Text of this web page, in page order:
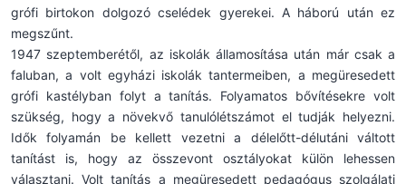
grófi birtokon dolgozó cselédek gyerekei. A háború után ez
megszűnt.
1947 szeptemberétől, az iskolák államosítása után már csak a
faluban, a volt egyházi iskolák tantermeiben, a megüresedett
grófi kastélyban folyt a tanítás. Folyamatos bővítésekre volt
szükség, hogy a növekvő tanulólétszámot el tudják helyezni.
Idők folyamán be kellett vezetni a délelőtt-délutáni váltott
tanítást is, hogy az összevont osztályokat külön lehessen
választani. Volt tanítás a megüresedett pedagógus szolgálati